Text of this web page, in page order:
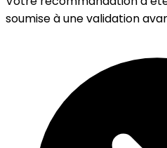
soumise à une validation